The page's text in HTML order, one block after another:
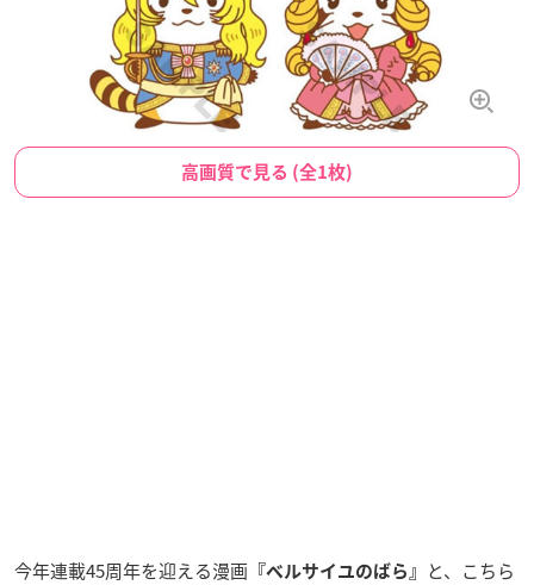
高画質で見る (全1枚)
今年連載45周年を迎える漫画 『ベルサイユのばら』
と、こちら